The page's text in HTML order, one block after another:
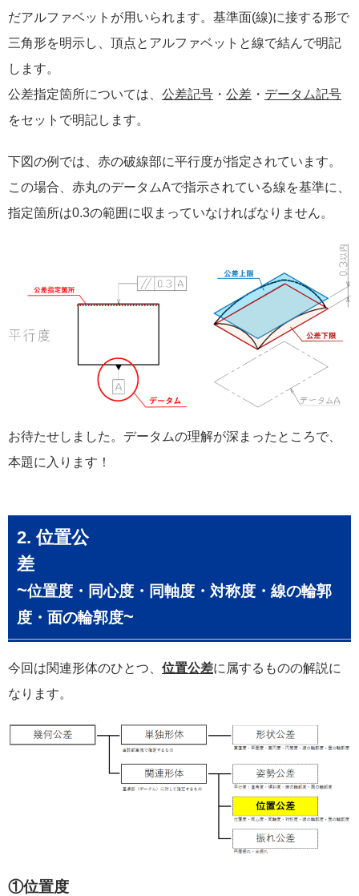
だアルファベットが用いられます。基準面(線)に接する形で
三角形を明示し、頂点とアルファベットと線で結んで明記
します。
公差指定箇所については、 公差記号 ・ 公差 ・ データム記号
をセットで明記します。
下図の例では、赤の破線部に平行度が指定されています。
この場合、赤丸のデータムAで指示されている線を基準に、
指定箇所は0.3の範囲に収まっていなければなりません。
お待たせしました。データムの理解が深まったところで、
本題に入ります！
2. 位置公
~位置度・同心度・同軸度・対称度・線の輪郭
度・面の輪郭度~
今回は関連形体のひとつ、 位置公差に属するものの解説に
なります。
①位置度